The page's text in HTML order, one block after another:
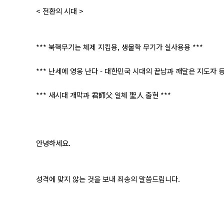
< 전환의 시대 >
*** 북핵무기는 체제 지킴용, 생물학 무기가 실사용용 ***
*** 난세에 영웅 난다 - 대한민국 시대의 끝남과 깨달은 지도자
*** 새시대 개막과 君師父 일체 聖人 출현 ***
안녕하세요.
성격에 맞지 않는 것을 보내 죄송의 말씀드립니다.